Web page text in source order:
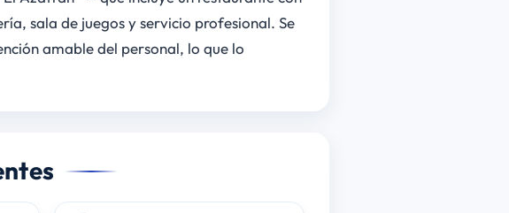
sala de juegos y servicio profesional. Se
amable del personal, lo que lo